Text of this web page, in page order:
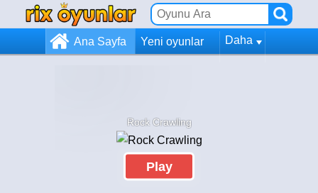
Ana Sayfa Yeni oyunlar Daha
Rock Crawling
Play